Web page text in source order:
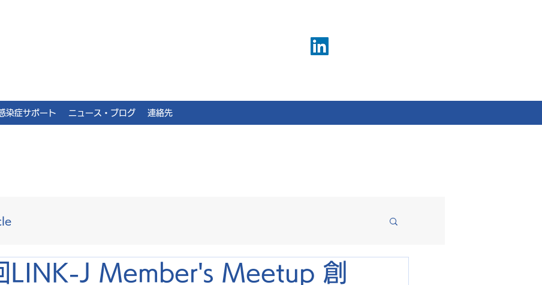
染症サポート ニュース・ブログ 連絡先
LINK-J Member's Meetup 創